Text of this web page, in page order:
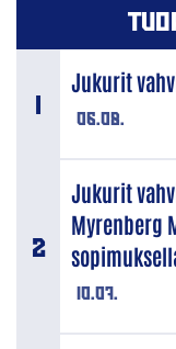
06.08.
Jukurit
10.07.
Jukurit
Myrenberg